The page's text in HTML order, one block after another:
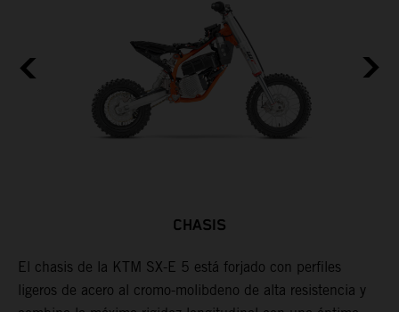
CHASIS
El chasis de la KTM SX-E 5 está forjado con perfiles
ligeros de acero al cromo-molibdeno de alta resistencia y